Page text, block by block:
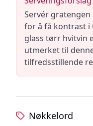
Servér
for å få kontrast i
glass tørr hvitvin
utmerket til
tilfredsstillende
Nøkkelord